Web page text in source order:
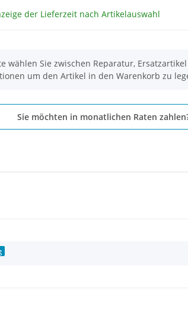
der Lieferzeit nach Artikelauswahl
wählen Sie zwischen Reparatur,
um den Artikel in den Warenkorb zu
Sie möchten in monatlichen Raten